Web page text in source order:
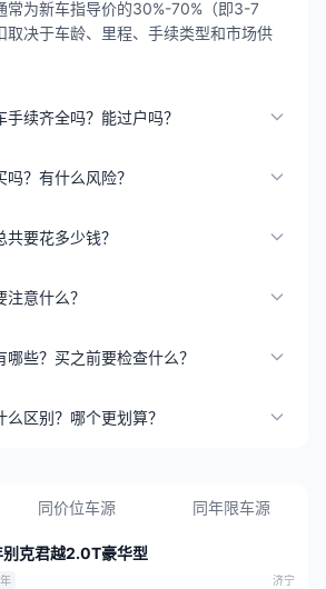
常为新车指导价的30%-70%（即3-7
取决于车龄、里程、手续类型和市场供
续齐全吗？能过户吗？
？有什么风险？
要花多少钱？
意什么？
些？买之前要检查什么？
区别？哪个更划算？
同价位车源 同年限车源
别克君越2.0T豪华型
济宁